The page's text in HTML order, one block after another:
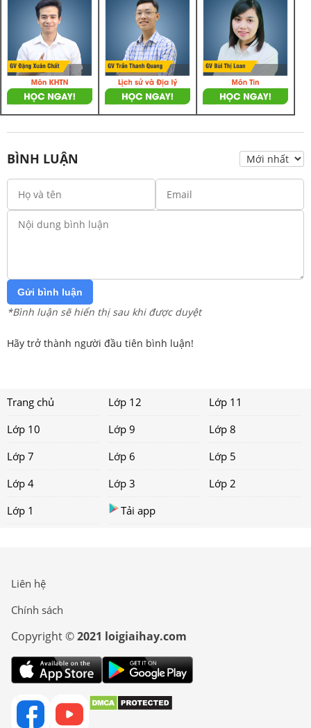
BÌNH LUẬN
Gửi bình luận
*Bình luận sẽ hiển thị sau khi được duyệt
Hãy trở thành người đầu tiên bình luận!
Trang chủ Lớp 12
Lớp 11
Lớp 10
Lớp 9
Lớp 8
Lớp 7
Lớp 6
Lớp 5
Lớp 4
Lớp 3
Lớp 2
Lớp 1
Tải app
Liên hệ
Chính sách
Copyright ©2021 loigiaihay.com